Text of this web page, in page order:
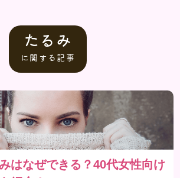
たるみ
に関する記事
はなぜできる？40代女性向け